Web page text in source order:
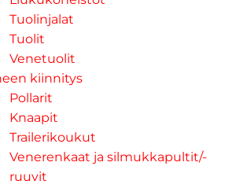
Tuolinjalat
Tuolit
Venetuolit
kiinnitys
Pollarit
Knaapit
Trailerikoukut
Venerenkaat ja silmukkapultit/-
ruuvit